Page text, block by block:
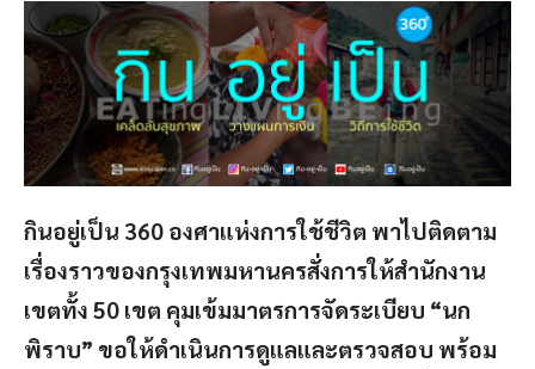
กินอยู่เป็น 360 องศาแห่งการใช้ชีวิต พาไปติดตาม
เรื่องราวของกรุงเทพมหานครสั่งการให้สำนักงาน
เขตทั้ง 50 เขต คุมเข้มมาตรการจัดระเบียบ “นก
พิราบ” ขอให้ดำเนินการดูแลและตรวจสอบ พร้อม